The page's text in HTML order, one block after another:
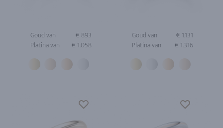
Goud van
€ 893
Platina van
€ 1.058
Goud van
€ 1.131
Platina van
€ 1.316